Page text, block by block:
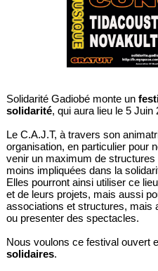
Solidarité Gadiobé monte un
solidarité, qui aura lieu le 5 Juin
Le C.A.J.T, à travers son
organisation, en particulier pour
venir un maximum de
moins impliquées dans la
Elles pourront ainsi utiliser ce
et de leurs projets, mais aussi
associations et structures, mais
ou presenter des spectacles.
Nous voulons ce festival ouvert
solidaires.